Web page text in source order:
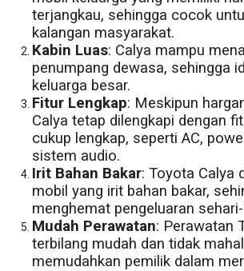
terjangkau, sehingga cocok
kalangan masyarakat.
Kabin Luas: Calya mampu
penumpang dewasa, sehingga
keluarga besar.
Fitur Lengkap: Meskipun
Calya tetap dilengkapi dengan
cukup lengkap, seperti AC,
sistem audio.
Irit Bahan Bakar: Toyota Calya
mobil yang irit bahan bakar,
menghemat pengeluaran
Mudah Perawatan: Perawatan
terbilang mudah dan tidak
memudahkan pemilik dalam